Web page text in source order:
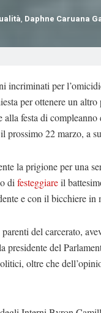
, Daphne Caruana
incriminati per
per ottenere un altro
alla festa di
22 marzo, a
la prigione per una
di festeggiareil
e con il bicchiere in
del carcerato,
presidente del
oltre che